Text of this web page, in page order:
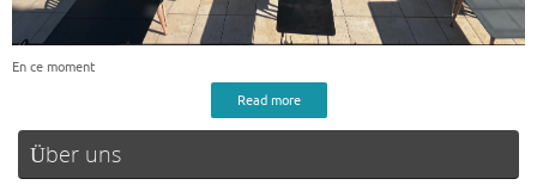
En ce moment
Read more
Über uns